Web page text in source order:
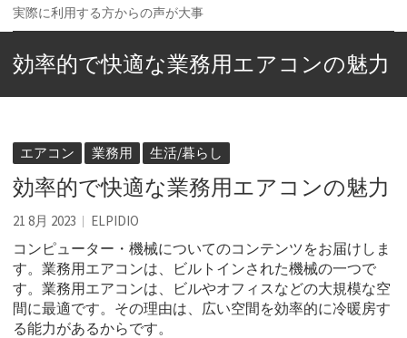
実際に利用する方からの声が大事
効率的で快適な業務用エアコンの魅力
エアコン 業務用 生活/暮らし
効率的で快適な業務用エアコンの魅力
21 8月 2023 ELPIDIO
コンピューター・機械についてのコンテンツをお届けしま
す。 業務用エアコンは、ビルトインされた機械の一つで
す。業務用エアコンは、ビルやオフィスなどの大規模な空
間に最適です。その理由は、広い空間を効率的に冷暖房す
る能力があるからです。